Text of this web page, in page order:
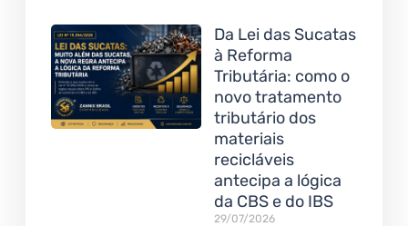
Da Lei das Sucatas
à Reforma
Tributária: como o
novo tratamento
tributário dos
materiais
recicláveis
antecipa a lógica
da CBS e do IBS
29/07/2026